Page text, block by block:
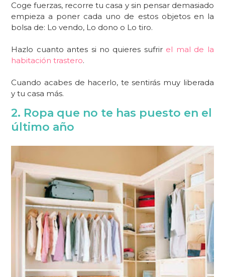
Coge fuerzas, recorre tu casa y sin pensar demasiado
empieza a poner cada uno de estos objetos en la
bolsa de: Lo vendo, Lo dono o Lo tiro.
Hazlo cuanto antes si no quieres sufrir el mal de la
habitación trastero.
Cuando acabes de hacerlo, te sentirás muy liberada
y tu casa más.
2. Ropa que no te has puesto en el
último año